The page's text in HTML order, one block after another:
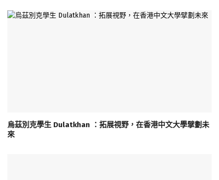
烏茲別克學生 Dulatkhan ：拓展視野，在香港中文大學擘劃未
來